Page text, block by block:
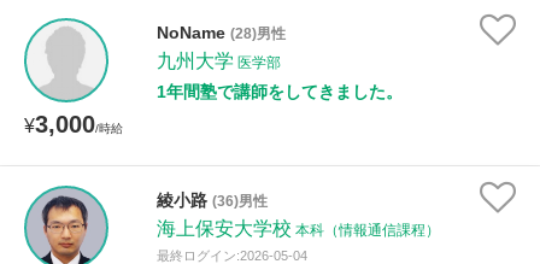
¥3,000/時給
NoName (28)男性
九州大学 医学部
1年間塾で講師をしてきました。
綾小路 (36)男性
海上保安大学校 本科（情報通信課程）
最終ログイン:2026-05-04